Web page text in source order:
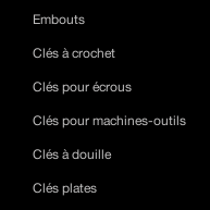
Embouts
Clés à crochet
Clés pour écrous
Clés pour machines-outils
Clés à douille
Clés plates